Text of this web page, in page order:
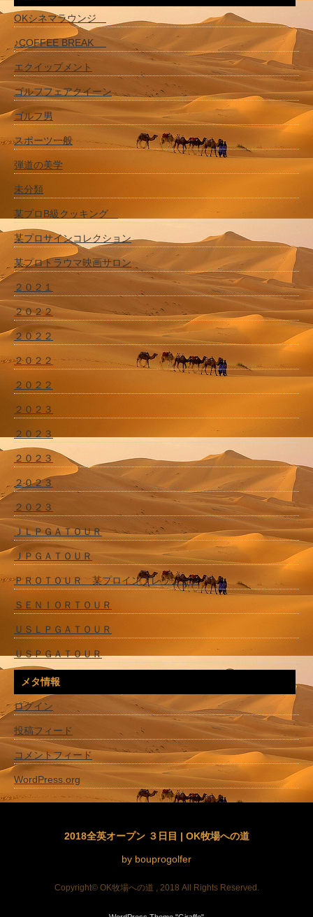
OKシネマラウンジ
♪COFFEE BREAK
エクイップメント
ゴルフフェアクイーン
ゴルフ男
スポーツ一般
弾道の美学
未分類
某プロB級クッキング
某プロサインコレクション
某プロトラウマ映画サロン
２０２１
２０２２
２０２２
２０２２
２０２２
２０２３
２０２３
２０２３
２０２３
２０２３
ＪＬＰＧＡＴＯＵＲ
ＪＰＧＡＴＯＵＲ
ＰＲＯＴＯＵＲ 某プロインプレッション
ＳＥＮＩＯＲＴＯＵＲ
ＵＳＬＰＧＡＴＯＵＲ
ＵＳＰＧＡＴＯＵＲ
メタ情報
ログイン
投稿フィード
コメントフィード
WordPress.org
2018全英オープン ３日目 | OK牧場への道
by bouprogolfer
Copyright© OK牧場への道 , 2018 All Rights Reserved.